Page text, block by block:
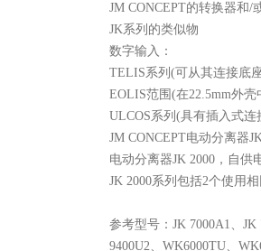
JM CONCEPT的转换器和/
JK系列的类似物
数字输入：
TELIS系列(可从其连接底
EOLIS范围(在22.5mm外
ULCOS系列(具有插入式
JM CONCEPT电动分离器
电动分离器JK 2000，自供
JK 2000系列包括2个使用
参考型号： JK 7000A1、
9400U2、WK6000TU、